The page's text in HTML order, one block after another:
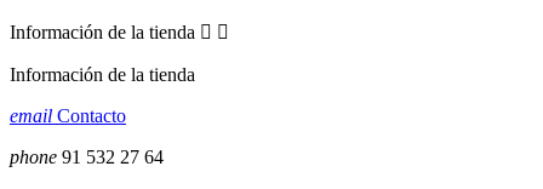
Información de la tienda  
Información de la tienda
email Contacto
phone 91 532 27 64